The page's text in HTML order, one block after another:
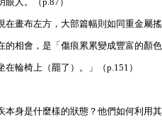
畫布左方，大部篇幅則如同重金屬
相會，是「傷痕累累變成豐富的顏
輪椅上（罷了）。」（p.151）
身是什麼樣的狀態？他們如何利用